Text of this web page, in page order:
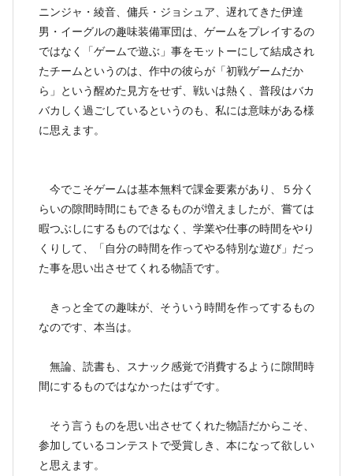
ニンジャ・綾音、傭兵・ジョシュア、遅れてきた伊達
男・イーグルの趣味装備軍団は、ゲームをプレイするの
ではなく「ゲームで遊ぶ」事をモットーにして結成され
たチームというのは、作中の彼らが「初戦ゲームだか
ら」という醒めた見方をせず、戦いは熱く、普段はバカ
バカしく過ごしているというのも、私には意味がある様
に思えます。
今でこそゲームは基本無料で課金要素があり、５分く
らいの隙間時間にもできるものが増えましたが、嘗ては
暇つぶしにするものではなく、学業や仕事の時間をやり
くりして、「自分の時間を作ってやる特別な遊び」だっ
た事を思い出させてくれる物語です。
きっと全ての趣味が、そういう時間を作ってするもの
なのです、本当は。
無論、読書も、スナック感覚で消費するように隙間時
間にするものではなかったはずです。
そう言うものを思い出させてくれた物語だからこそ、
参加しているコンテストで受賞しき、本になって欲しい
と思えます。